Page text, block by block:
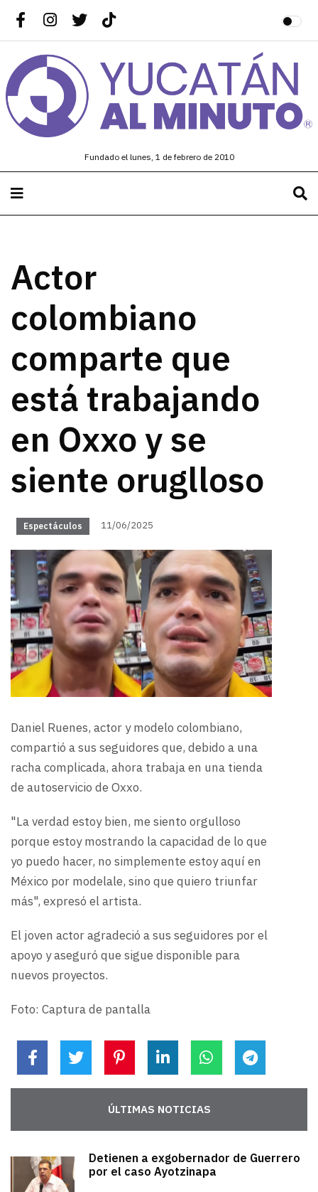
Fundado el lunes, 1 de febrero de 2010
Actor
colombiano
comparte que
está trabajando
en Oxxo y se
siente oruglloso
Espectáculos 11/06/2025
Daniel Ruenes, actor y modelo colombiano,
compartió a sus seguidores que, debido a una
racha complicada, ahora trabaja en una tienda
de autoservicio de Oxxo.
"La verdad estoy bien, me siento orgulloso
porque estoy mostrando la capacidad de lo que
yo puedo hacer, no simplemente estoy aquí en
México por modelale, sino que quiero triunfar
más", expresó el artista.
El joven actor agradeció a sus seguidores por el
apoyo y aseguró que sigue disponible para
nuevos proyectos.
Foto: Captura de pantalla
ÚLTIMAS NOTICIAS
Detienen a exgobernador de Guerrero
por el caso Ayotzinapa